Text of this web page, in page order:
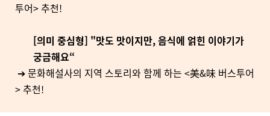
투어> 추천!
[의미 중심형] "맛도 맛이지만, 음식에 얽힌 이야기가
궁금해요“
➔ 문화해설사의 지역 스토리와 함께 하는 <美&味 버스투어
> 추천!